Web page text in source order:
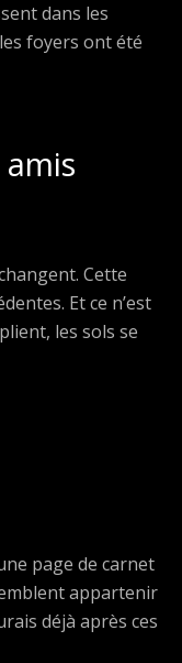
dans les
foyers ont été
Cette
Et ce n’est
les sols se
page de carnet
appartenir
déjà après ces